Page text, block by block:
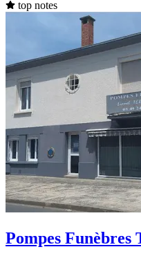
top notes
Pompes Funèbres